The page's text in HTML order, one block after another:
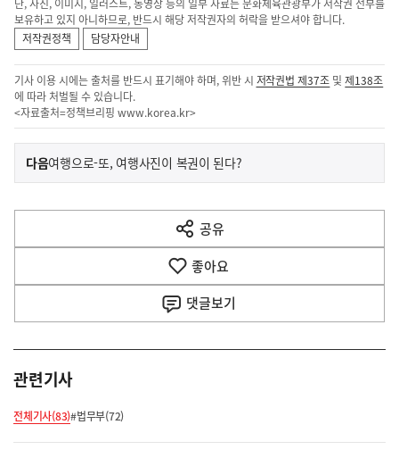
보유하고 있지 아니하므로, 반드시 해당 저작권자의 허락을 받으셔야 합니다.
저작권정책
담당자안내
기사 이용 시에는 출처를 반드시 표기해야 하며, 위반 시 저작권법 제37조 및제138조
에 따라 처벌될 수 있습니다.
<자료출처=정책브리핑 www.korea.kr>
이
전
다
음
다음기
여행으로-또, 여행사진이 복권이 된다?
공유
열
기
좋아요
댓글보기
관련기사
전체기사(83)#법무부(72)